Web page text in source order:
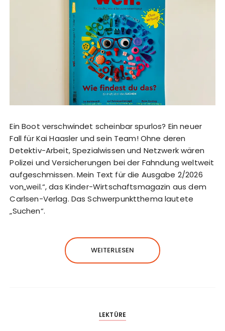
Ein Boot verschwindet scheinbar spurlos? Ein neuer
Fall für Kai Haasler und sein Team! Ohne deren
Detektiv-Arbeit, Spezialwissen und Netzwerk wären
Polizei und Versicherungen bei der Fahndung weltweit
aufgeschmissen. Mein Text für die Ausgabe 2/2026
von„weil.“, das Kinder-Wirtschaftsmagazin aus dem
Carlsen-Verlag. Das Schwerpunktthema lautete
„Suchen“.
WEITERLESEN
LEKTÜRE